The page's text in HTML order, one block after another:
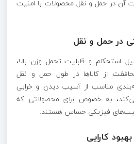
در حمل و نقل
استحکام و قابلیت تحمل وزن بالا،
از کالاها در طول حمل و نقل
مناسب از آسیب دیدن و خرابی
به خصوص برای محصولاتی که
فیزیکی حساس هستند.
کارایی